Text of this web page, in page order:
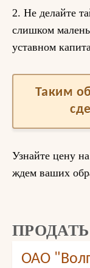
2. Не делайте
слишком
уставном
Таким
Узнайте цену
ждем ваших
ОАО